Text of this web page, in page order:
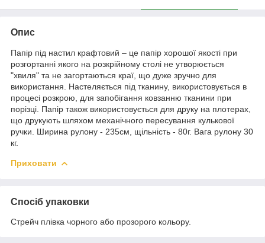
Опис
Папір під настил крафтовий – це папір хорошої якості при
розгортанні якого на розкрійному столі не утворюється
"хвиля" та не загортаються краї, що дуже зручно для
використання. Настеляється під тканину, використовується в
процесі розкрою, для запобігання ковзанню тканини при
порізці. Папір також використовується для друку на плотерах,
що друкують шляхом механічного пересування кулькової
ручки. Ширина рулону - 235см, щільність - 80г. Вага рулону 30
кг.
Приховати
Спосіб упаковки
Стрейч плівка чорного або прозорого кольору.